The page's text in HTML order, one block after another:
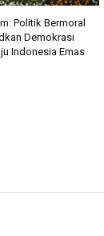
Politik Bermoral
Demokrasi
Indonesia Emas